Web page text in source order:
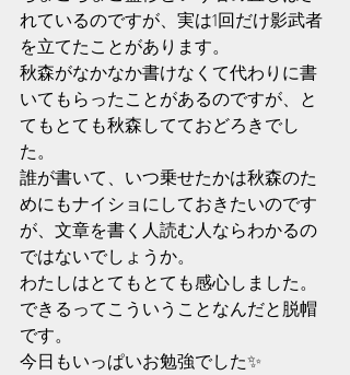
れているのですが、実は1回だけ影武者
を立てたことがあります。
秋森がなかなか書けなくて代わりに書
いてもらったことがあるのですが、と
てもとても秋森してておどろきでし
た。
誰が書いて、いつ乗せたかは秋森のた
めにもナイショにしておきたいのです
が、文章を書く人読む人ならわかるの
ではないでしょうか。
わたしはとてもとても感心しました。
できるってこういうことなんだと脱帽
です。
今日もいっぱいお勉強でした✨️